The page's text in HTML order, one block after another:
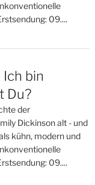
09....
Ich bin
Du?
der
Dickinson alt - und
kühn, modern und
09....